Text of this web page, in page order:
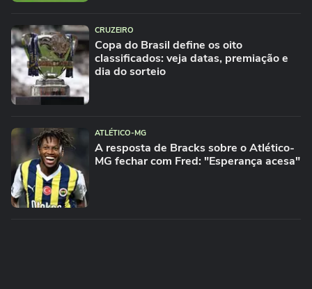
CRUZEIRO
Copa do Brasil define os oito
classificados: veja datas, premiação e
dia do sorteio
ATLÉTICO-MG
A resposta de Bracks sobre o Atlético-
MG fechar com Fred: "Esperança acesa"